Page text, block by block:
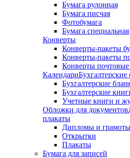
Бумага рулонная
Бумага писчая
Фотобумага
Бумага специальная
Конверты
Конверты-пакеты
Конверты-пакеты
Конверты
Календари
Бухгалтерские
Бухгалтерские
Учетные книги и
Обложки для документов
плакаты
Дипломы и грамоты
Открытки
Плакаты
Бумага для записей